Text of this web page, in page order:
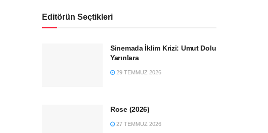
Editörün Seçtikleri
Sinemada İklim Krizi: Umut Dolu
Yarınlara
29 TEMMUZ 2026
Rose (2026)
27 TEMMUZ 2026